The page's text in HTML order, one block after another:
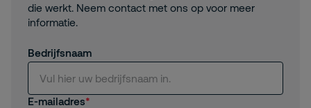
die werkt. Neem contact met ons op voor meer
informatie.
Bedrijfsnaam
E-mailadres